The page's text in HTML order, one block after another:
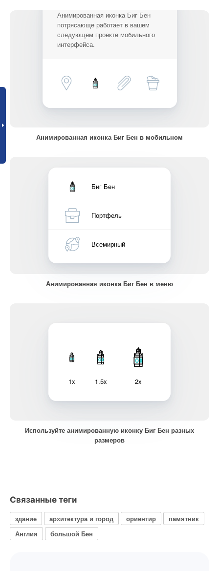
Анимированная иконка Биг Бен
потрясающе работает в вашем
следующем проекте мобильного
интерфейса.
Анимированная иконка Биг Бен в мобильном
Биг Бен
Портфель
Всемирный
Анимированная иконка Биг Бен в меню
1x 1.5x 2x
Используйте анимированную иконку Биг Бен разных
размеров
Связанные теги
здание архитектура и город ориентир
памятник
Англия
большой Бен